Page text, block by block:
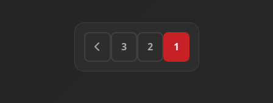
1
2
3